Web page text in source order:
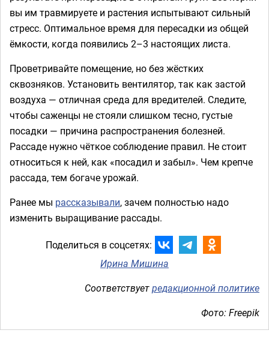
вы им травмируете и растения испытывают сильный
стресс. Оптимальное время для пересадки из общей
ёмкости, когда появились 2–3 настоящих листа.
Проветривайте помещение, но без жёстких
сквозняков. Установить вентилятор, так как застой
воздуха — отличная среда для вредителей. Следите,
чтобы саженцы не стояли слишком тесно, густые
посадки — причина распространения болезней.
Рассаде нужно чёткое соблюдение правил. Не стоит
относиться к ней, как «посадил и забыл». Чем крепче
рассада, тем богаче урожай.
Ранее мы рассказывали, зачем полностью надо
изменить выращивание рассады.
Поделиться в соцсетях:
Ирина Мишина
Соответствуетредакционной политике
Фото: Freepik